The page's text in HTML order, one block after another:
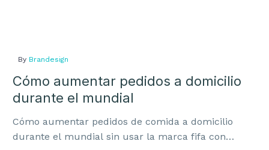
By Brandesign
Cómo aumentar pedidos a domicilio
durante el mundial
Cómo aumentar pedidos de comida a domicilio
durante el mundial sin usar la marca fifa con